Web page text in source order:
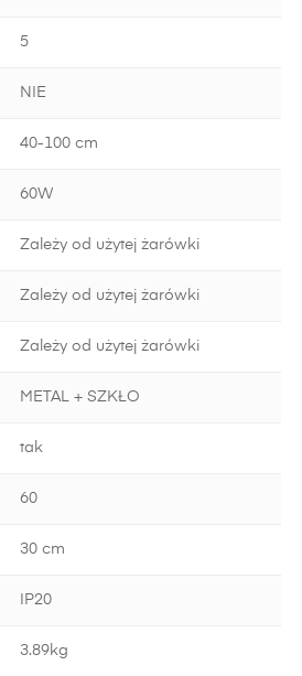
5
NIE
40-100 cm
60W
Zależy od użytej żarówki
Zależy od użytej żarówki
Zależy od użytej żarówki
METAL + SZKŁO
tak
60
30 cm
IP20
3.89kg